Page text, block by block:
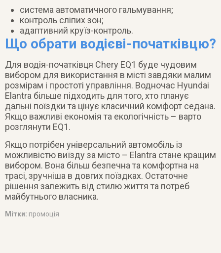
система автоматичного гальмування;
контроль сліпих зон;
адаптивний круїз-контроль.
Що обрати водієві-початківцю?
Для водія-початківця Chery EQ1 буде чудовим
вибором для використання в місті завдяки малим
розмірам і простоті управління. Водночас Hyundai
Elantra більше підходить для того, хто планує
дальні поїздки та цінує класичний комфорт седана.
Якщо важливі економія та екологічність – варто
розглянути EQ1.
Якщо потрібен універсальний автомобіль із
можливістю виїзду за місто – Elantra стане кращим
вибором. Вона більш безпечна та комфортна на
трасі, зручніша в довгих поїздках. Остаточне
рішення залежить від стилю життя та потреб
майбутнього власника.
Мітки: промоція